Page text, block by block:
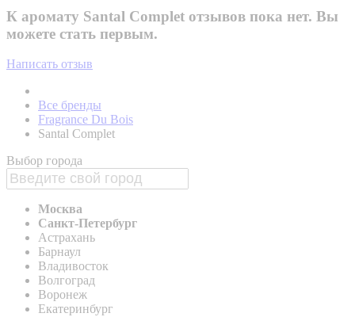
К аромату Santal Complet отзывов пока нет. Вы
можете стать первым.
Написать отзыв
Все бренды
Fragrance Du Bois
Santal Complet
Выбор города
Москва
Санкт-Петербург
Астрахань
Барнаул
Владивосток
Волгоград
Воронеж
Екатеринбург